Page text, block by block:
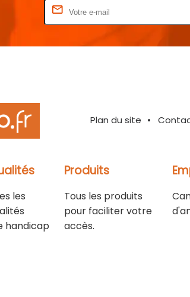
Plan du site
les
handicap
Produits
Tous les produits
pour faciliter votre
accès.